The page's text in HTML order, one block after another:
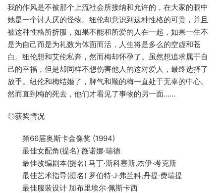
我的作风是不被那个上流社会所接纳和允许的，在大家的眼中
她是一个讨人厌的怪物。纽伦却意识到这种性格的可贵，并且
被这种性格所折服，如果不能和所爱的人在一起，如果一生不
是为自己而是为礼数为体面而活，人生将是多么的空虚和苍
白。纽伦想和艾伦私奔，然而梅却怀孕了。虽然想追求属于自
己的幸福，但是却同样不想伤害他人的这对爱人，最终选择了
放手。纽伦和梅结婚了，脾气和顺的梅一直处于无辜的中心。
然而直到梅的死去，他们才看见了事物的另一面……
◎获奖情况
第66届奥斯卡金像奖 (1994)
最佳女配角(提名) 薇诺娜·瑞德
最佳改编剧本(提名) 马丁·斯科塞斯,杰伊·考克斯
最佳艺术指导(提名) 罗伯特·J·弗兰科,丹提·费瑞提
最佳服装设计 加布里埃尔·佩斯卡西